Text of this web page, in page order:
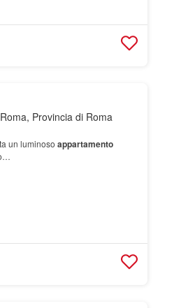
Provincia di Roma
un luminoso appartamento